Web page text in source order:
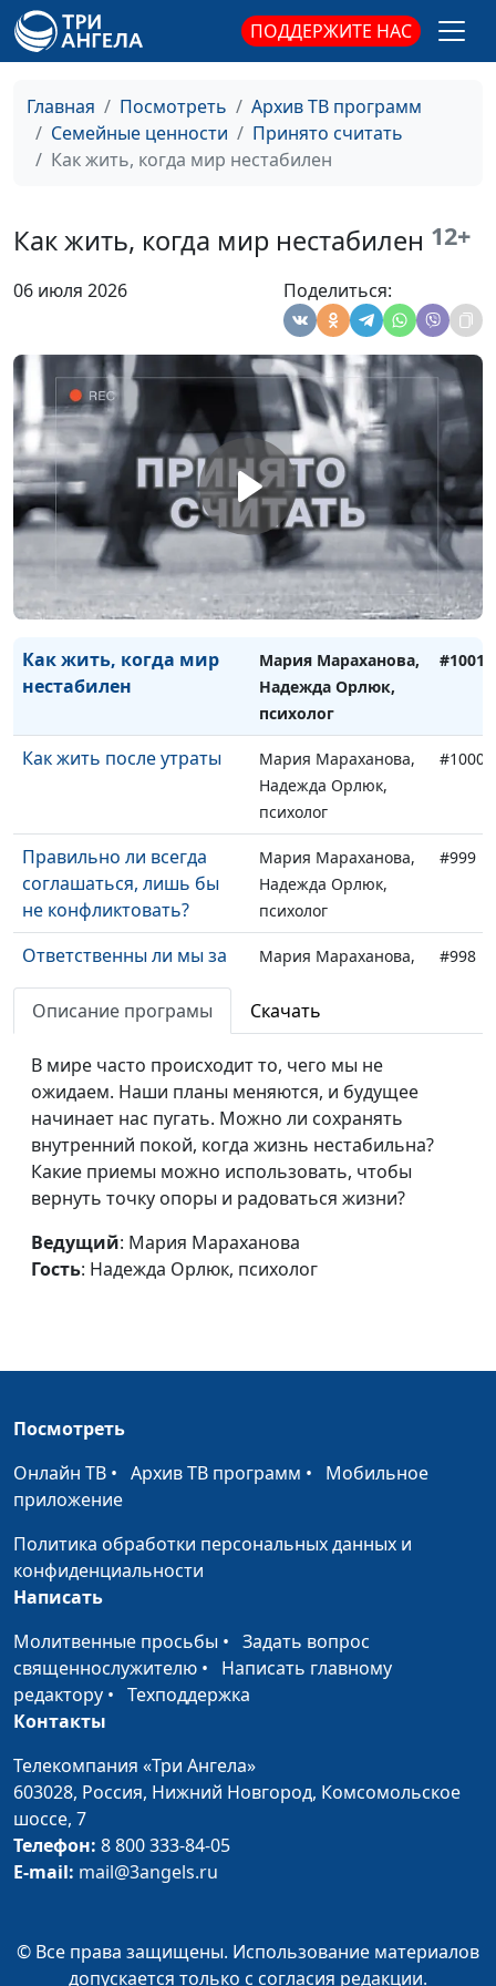
ПОДДЕРЖИТЕ НАС
Главная Посмотреть
Архив ТВ программ
Семейные ценности
Принято считать
Как жить, когда мир нестабилен
Как жить, когда мир нестабилен 12+
06 июля 2026 Поделиться:
Как жить, когда мир
нестабилен
Мария Мараханова,
Надежда Орлюк,
психолог
#1001
Как жить после утраты
Мария Мараханова,
Надежда Орлюк,
психолог
#1000
Правильно ли всегда
соглашаться, лишь бы
не конфликтовать?
Мария Мараханова,
Надежда Орлюк,
психолог
#999
Ответственны ли мы за
чувства других людей?
Мария Мараханова,
психолог
#998
Страшно начать
строить отношения
Надежда Орлюк,
психолог
Если чувствуешь себя
лишним
Мария Мараханова,
Надежда Орлюк,
психолог
Как не быть спасателем
в отношениях
Юлия Синицына,
Надежда Орлюк,
отношениях
Надежда Орлюк,
Не хочу общаться с
родственниками
Надежда Орлюк,
Как сепарироваться по-
взрослому
Юлия Синицына,
Как перестать стыдиться
своих желаний
Юлия Синицына,
Надежда Орлюк,
тревогой о будущем
психолог
Как перестать
просыпаться по ночам
Тревога о здоровье: как
не поддаться панике
Описание програмы Скачать
В мире часто происходит то, чего мы не
ожидаем. Наши планы меняются, и будущее
начинает нас пугать. Можно ли сохранять
внутренний покой, когда жизнь нестабильна?
Какие приемы можно использовать, чтобы
вернуть точку опоры и радоваться жизни?
Ведущий: Мария Мараханова
Гость: Надежда Орлюк, психолог
Посмотреть
Онлайн ТВ • Архив ТВ программ • Мобильное
приложение
Политика обработки персональных данных и
конфиденциальности
Написать
Молитвенные просьбы • Задать вопрос
священнослужителю • Написать главному
редактору • Техподдержка
Контакты
Телекомпания «Три Ангела»
603028, Россия, Нижний Новгород, Комсомольское
шоссе, 7
Телефон: 8 800 333-84-05
E-mail: mail@3angels.ru
© Все права защищены. Использование материалов
допускается только с согласия редакции.